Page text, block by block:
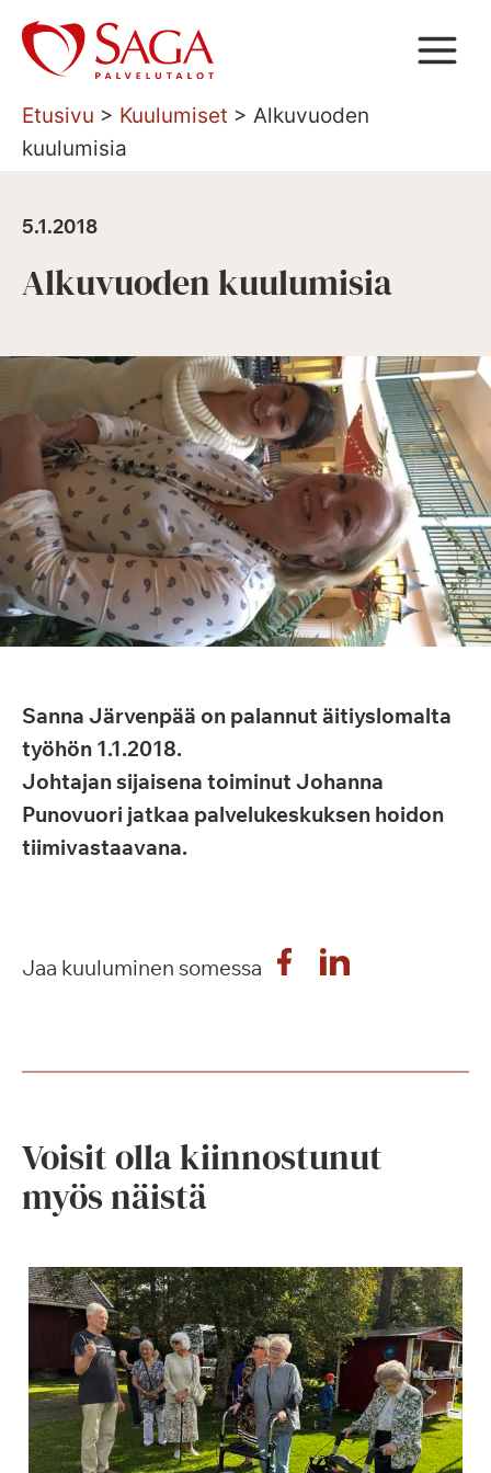
Siirry
sisältöön
Etusivu > Kuulumiset > Alkuvuoden
kuulumisia
5.1.2018
Alkuvuoden kuulumisia
Sanna Järvenpää on palannut äitiyslomalta
työhön 1.1.2018.
Johtajan sijaisena toiminut Johanna
Punovuori jatkaa palvelukeskuksen hoidon
tiimivastaavana.
Jaa kuuluminen somessa
Voisit olla kiinnostunut
myös näistä